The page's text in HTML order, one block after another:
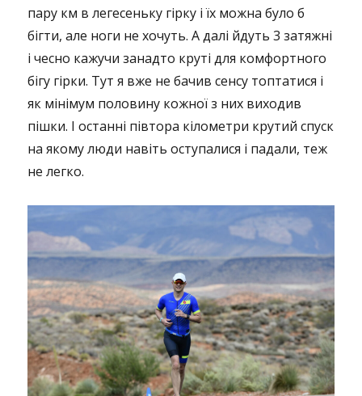
пару км в легесеньку гірку і їх можна було б
бігти, але ноги не хочуть. А далі йдуть 3 затяжні
і чесно кажучи занадто круті для комфортного
бігу гірки. Тут я вже не бачив сенсу топтатися і
як мінімум половину кожної з них виходив
пішки. І останні півтора кілометри крутий спуск
на якому люди навіть оступалися і падали, теж
не легко.